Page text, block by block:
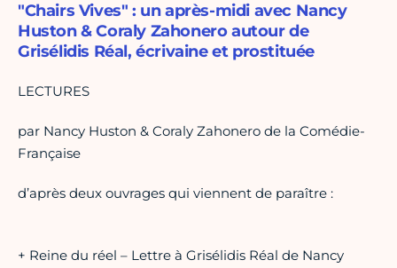
"Chairs Vives" : un après-midi avec Nancy
Huston & Coraly Zahonero autour de
Grisélidis Réal, écrivaine et prostituée
LECTURES
par Nancy Huston & Coraly Zahonero de la Comédie-
Française
d’après deux ouvrages qui viennent de paraître :
+ Reine du réel – Lettre à Grisélidis Réal de Nancy